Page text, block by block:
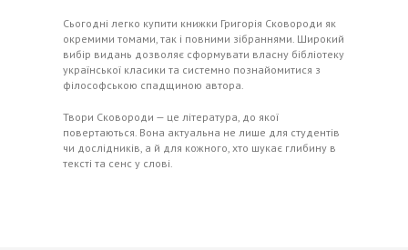
Сьогодні легко купити книжки Григорія Сковороди як
окремими томами, так і повними зібраннями. Широкий
вибір видань дозволяє сформувати власну бібліотеку
української класики та системно познайомитися з
філософською спадщиною автора.
Твори Сковороди — це література, до якої
повертаються. Вона актуальна не лише для студентів
чи дослідників, а й для кожного, хто шукає глибину в
тексті та сенс у слові.